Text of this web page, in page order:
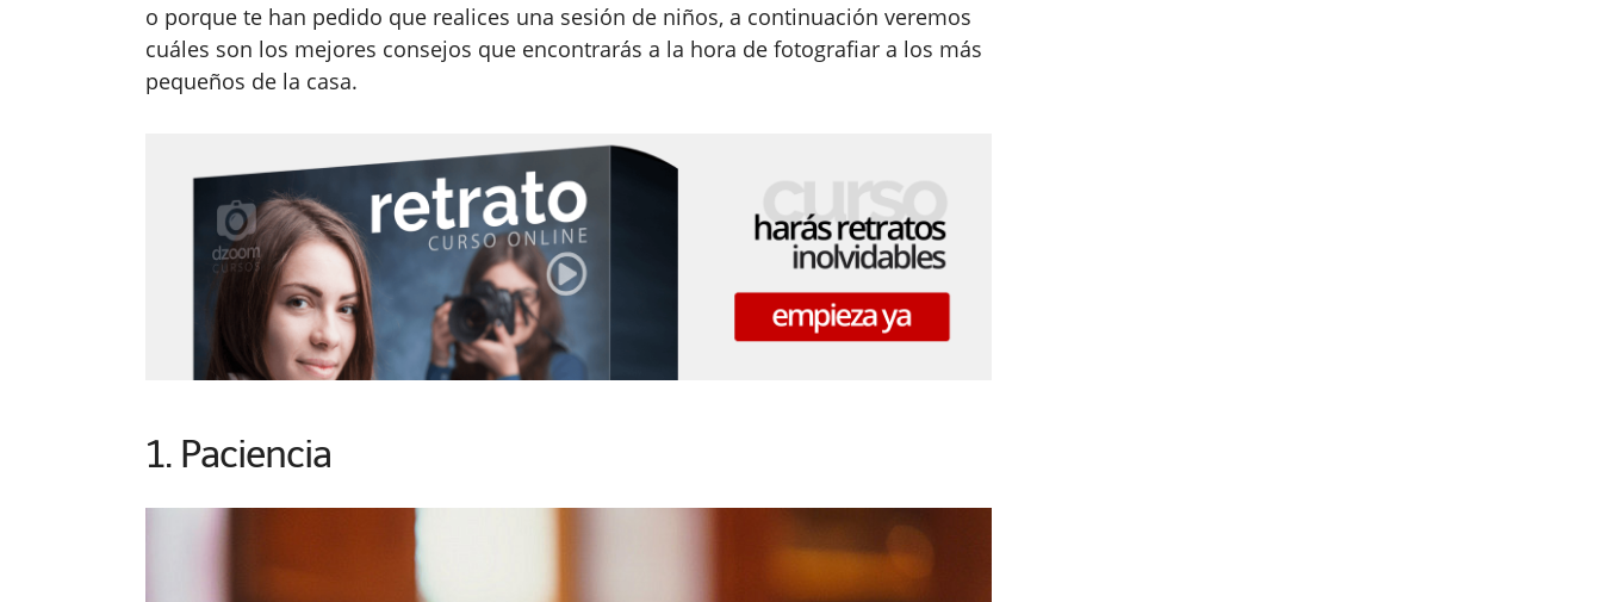
o porque te han pedido que realices una sesión de niños, a continuación veremos
cuáles son los mejores consejos que encontrarás a la hora de fotografiar a los más
pequeños de la casa.
1. Paciencia